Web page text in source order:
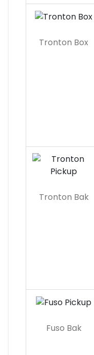
Tronton Box
Tronton Bak
Fuso Bak